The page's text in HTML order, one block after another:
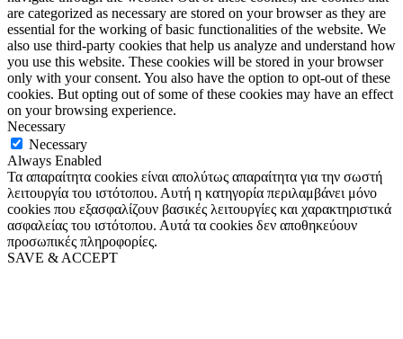
are categorized as necessary are stored on your browser as they are
essential for the working of basic functionalities of the website. We
also use third-party cookies that help us analyze and understand how
you use this website. These cookies will be stored in your browser
only with your consent. You also have the option to opt-out of these
cookies. But opting out of some of these cookies may have an effect
on your browsing experience.
Necessary
Necessary
Always Enabled
Τα απαραίτητα cookies είναι απολύτως απαραίτητα για την σωστή
λειτουργία του ιστότοπου. Αυτή η κατηγορία περιλαμβάνει μόνο
cookies που εξασφαλίζουν βασικές λειτουργίες και χαρακτηριστικά
ασφαλείας του ιστότοπου. Αυτά τα cookies δεν αποθηκεύουν
προσωπικές πληροφορίες.
SAVE & ACCEPT